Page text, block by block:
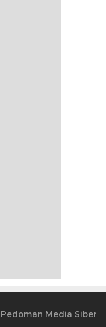
Pedoman Media Siber